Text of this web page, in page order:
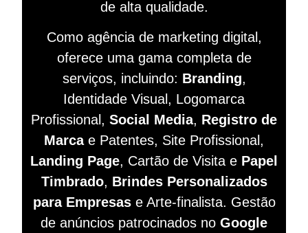
de alta qualidade.
Como agência de marketing digital,
oferece uma gama completa de
serviços, incluindo: Branding,
Identidade Visual, Logomarca
Profissional, Social Media, Registro de
Marca e Patentes, Site Profissional,
Landing Page, Cartão de Visita e Papel
Timbrado, Brindes Personalizados
para Empresas e Arte-finalista. Gestão
de anúncios patrocinados no Google